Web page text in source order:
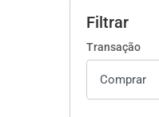
Filtrar
Transação